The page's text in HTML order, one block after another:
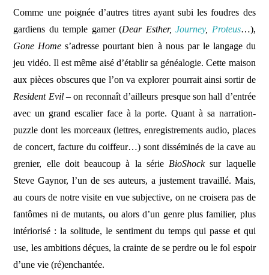
Comme une poignée d’autres titres ayant subi les foudres des
gardiens du temple gamer (Dear Esther,Journey, Proteus…),
Gone Homes’adresse pourtant bien à nous par le langage du
jeu vidéo. Il est même aisé d’établir sa généalogie. Cette maison
aux pièces obscures que l’on va explorer pourrait ainsi sortir de
Resident Evil– on reconnaît d’ailleurs presque son hall d’entrée
avec un grand escalier face à la porte. Quant à sa narration-
puzzle dont les morceaux (lettres, enregistrements audio, places
de concert, facture du coiffeur…) sont disséminés de la cave au
grenier, elle doit beaucoup à la série BioShocksur laquelle
Steve Gaynor, l’un de ses auteurs, a justement travaillé. Mais,
au cours de notre visite en vue subjective, on ne croisera pas de
fantômes ni de mutants, ou alors d’un genre plus familier, plus
intériorisé : la solitude, le sentiment du temps qui passe et qui
use, les ambitions déçues, la crainte de se perdre ou le fol espoir
d’une vie (ré)enchantée.